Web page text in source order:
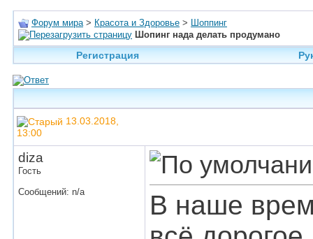
Форум мира > Красота и Здоровье > Шоппинг
Шопинг нада делать продумано
Регистрация
13.03.2018,
13:00
diza
Гость
Сообщений: n/a
В наше